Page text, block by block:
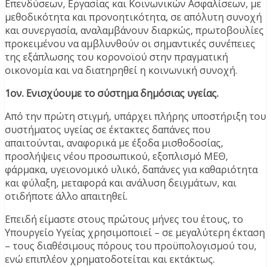
Επενδύσεων, Εργασίας και Κοινωνικών Ασφαλίσεων, με
μεθοδικότητα και προνοητικότητα, σε απόλυτη συνοχή
και συνεργασία, αναλαμβάνουν διαρκώς, πρωτοβουλίες
προκειμένου να αμβλυνθούν οι σημαντικές συνέπειες
της εξάπλωσης του κορονοϊού στην πραγματική
οικονομία και να διατηρηθεί η κοινωνική συνοχή.
1ον. Ενισχύουμε το σύστημα δημόσιας υγείας.
Από την πρώτη στιγμή, υπάρχει πλήρης υποστήριξη του
συστήματος υγείας σε έκτακτες δαπάνες που
απαιτούνται, αναφορικά με έξοδα μισθοδοσίας,
προσλήψεις νέου προσωπικού, εξοπλισμό ΜΕΘ,
φάρμακα, υγειονομικό υλικό, δαπάνες για καθαριότητα
και φύλαξη, μεταφορά και ανάλυση δειγμάτων, και
οτιδήποτε άλλο απαιτηθεί.
Επειδή είμαστε στους πρώτους μήνες του έτους, το
Υπουργείο Υγείας χρησιμοποιεί – σε μεγαλύτερη έκταση
– τους διαθέσιμους πόρους του προϋπολογισμού του,
ενώ επιπλέον χρηματοδοτείται και εκτάκτως.